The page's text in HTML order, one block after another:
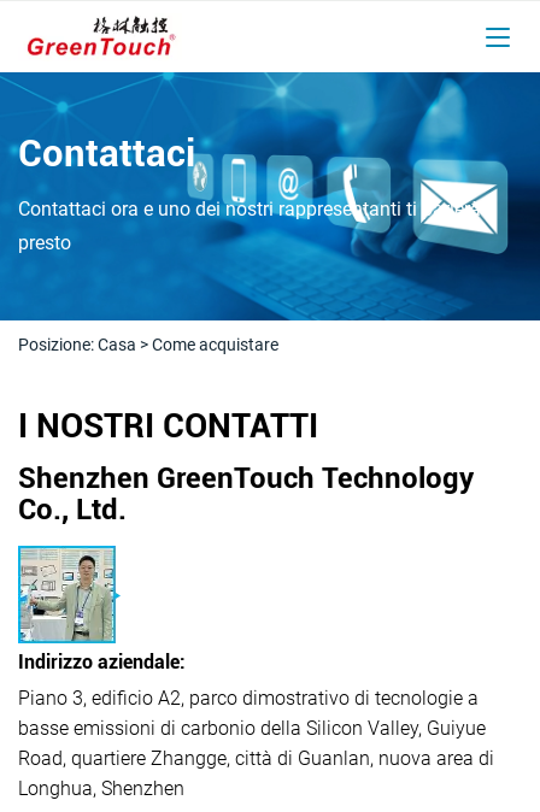
Contattaci
Contattaci ora e uno dei nostri rappresentanti ti parlerà
presto
Posizione:Casa >Come acquistare
I NOSTRI CONTATTI
Shenzhen GreenTouch Technology
Co., Ltd.
Indirizzo aziendale:
Piano 3, edificio A2, parco dimostrativo di tecnologie a
basse emissioni di carbonio della Silicon Valley, Guiyue
Road, quartiere Zhangge, città di Guanlan, nuova area di
Longhua, Shenzhen